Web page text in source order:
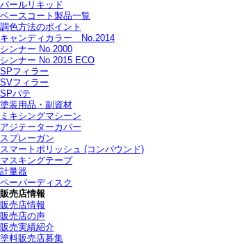
パールリキッド
ベースコート製品一覧
調色方法のポイント
キャンディカラー No.2014
シンナー No.2000
シンナー No.2015 ECO
SPフィラー
SVフィラー
SPパテ
塗装用品・副資材
ミキシングマシーン
アジテーターカバー
スプレーガン
スマートポリッシュ (コンパウンド)
マスキングテープ
計量器
ペーパーディスク
販売店情報
販売店情報
販売店の声
販売実績紹介
塗料販売店募集